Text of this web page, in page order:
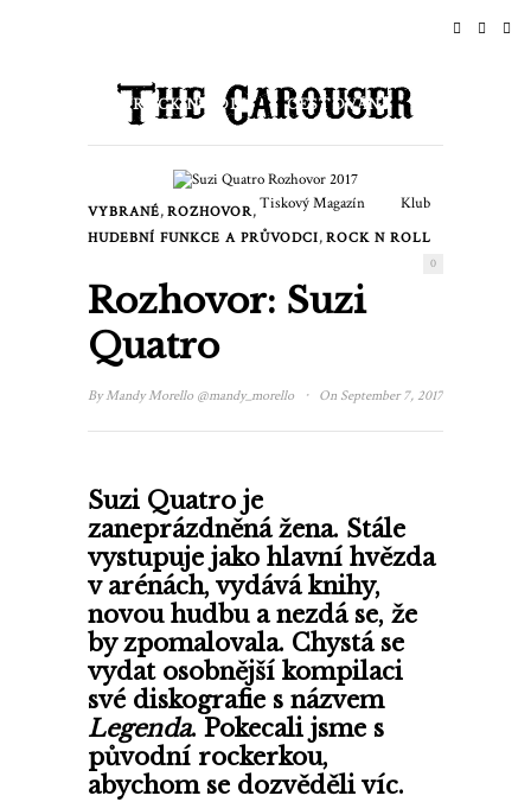
ROCK N ROLL CESTOVÁNÍ
UDÁLOSTI
Tiskový Magazín Klub
VYBRANÉ, ROZHOVOR,
HUDEBNÍ FUNKCE A PRŮVODCI, ROCK N ROLL
0
Rozhovor: Suzi
Quatro
ByMandy Morello @mandy_morello · On September 7, 2017
Suzi Quatro je
zaneprázdněná žena. Stále
vystupuje jako hlavní hvězda
v arénách, vydává knihy,
novou hudbu a nezdá se, že
by zpomalovala. Chystá se
vydat osobnější kompilaci
své diskografie s názvem
Legenda. Pokecali jsme s
původní rockerkou,
abychom se dozvěděli víc.